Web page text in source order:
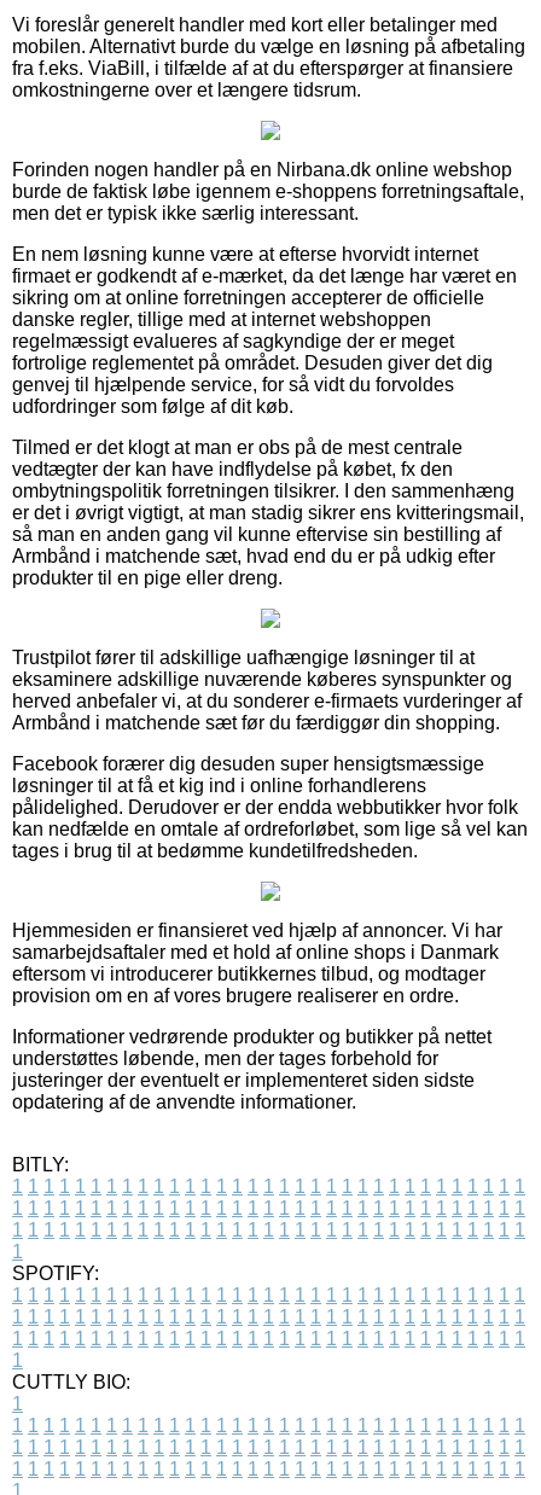
Vi foreslår generelt handler med kort eller betalinger med
mobilen. Alternativt burde du vælge en løsning på afbetaling
fra f.eks. ViaBill, i tilfælde af at du efterspørger at finansiere
omkostningerne over et længere tidsrum.
Forinden nogen handler på en Nirbana.dk online webshop
burde de faktisk løbe igennem e-shoppens forretningsaftale,
men det er typisk ikke særlig interessant.
En nem løsning kunne være at efterse hvorvidt internet
firmaet er godkendt af e-mærket, da det længe har været en
sikring om at online forretningen accepterer de officielle
danske regler, tillige med at internet webshoppen
regelmæssigt evalueres af sagkyndige der er meget
fortrolige reglementet på området. Desuden giver det dig
genvej til hjælpende service, for så vidt du forvoldes
udfordringer som følge af dit køb.
Tilmed er det klogt at man er obs på de mest centrale
vedtægter der kan have indflydelse på købet, fx den
ombytningspolitik forretningen tilsikrer. I den sammenhæng
er det i øvrigt vigtigt, at man stadig sikrer ens kvitteringsmail,
så man en anden gang vil kunne eftervise sin bestilling af
Armbånd i matchende sæt, hvad end du er på udkig efter
produkter til en pige eller dreng.
Trustpilot fører til adskillige uafhængige løsninger til at
eksaminere adskillige nuværende køberes synspunkter og
herved anbefaler vi, at du sonderer e-firmaets vurderinger af
Armbånd i matchende sæt før du færdiggør din shopping.
Facebook forærer dig desuden super hensigtsmæssige
løsninger til at få et kig ind i online forhandlerens
pålidelighed. Derudover er der endda webbutikker hvor folk
kan nedfælde en omtale af ordreforløbet, som lige så vel kan
tages i brug til at bedømme kundetilfredsheden.
Hjemmesiden er finansieret ved hjælp af annoncer. Vi har
samarbejdsaftaler med et hold af online shops i Danmark
eftersom vi introducerer butikkernes tilbud, og modtager
provision om en af vores brugere realiserer en ordre.
Informationer vedrørende produkter og butikker på nettet
understøttes løbende, men der tages forbehold for
justeringer der eventuelt er implementeret siden sidste
opdatering af de anvendte informationer.
BITLY:
1 1 1 1 1 1 1 1 1 1 1 1 1 1 1 1 1 1 1 1 1 1 1 1 1 1 1 1 1 1 1 1 1
1 1 1 1 1 1 1 1 1 1 1 1 1 1 1 1 1 1 1 1 1 1 1 1 1 1 1 1 1 1 1 1 1
1 1 1 1 1 1 1 1 1 1 1 1 1 1 1 1 1 1 1 1 1 1 1 1 1 1 1 1 1 1 1 1 1
1
SPOTIFY:
1 1 1 1 1 1 1 1 1 1 1 1 1 1 1 1 1 1 1 1 1 1 1 1 1 1 1 1 1 1 1 1 1
1 1 1 1 1 1 1 1 1 1 1 1 1 1 1 1 1 1 1 1 1 1 1 1 1 1 1 1 1 1 1 1 1
1 1 1 1 1 1 1 1 1 1 1 1 1 1 1 1 1 1 1 1 1 1 1 1 1 1 1 1 1 1 1 1 1
1
CUTTLY BIO:
1
1 1 1 1 1 1 1 1 1 1 1 1 1 1 1 1 1 1 1 1 1 1 1 1 1 1 1 1 1 1 1 1 1
1 1 1 1 1 1 1 1 1 1 1 1 1 1 1 1 1 1 1 1 1 1 1 1 1 1 1 1 1 1 1 1 1
1 1 1 1 1 1 1 1 1 1 1 1 1 1 1 1 1 1 1 1 1 1 1 1 1 1 1 1 1 1 1 1 1
1